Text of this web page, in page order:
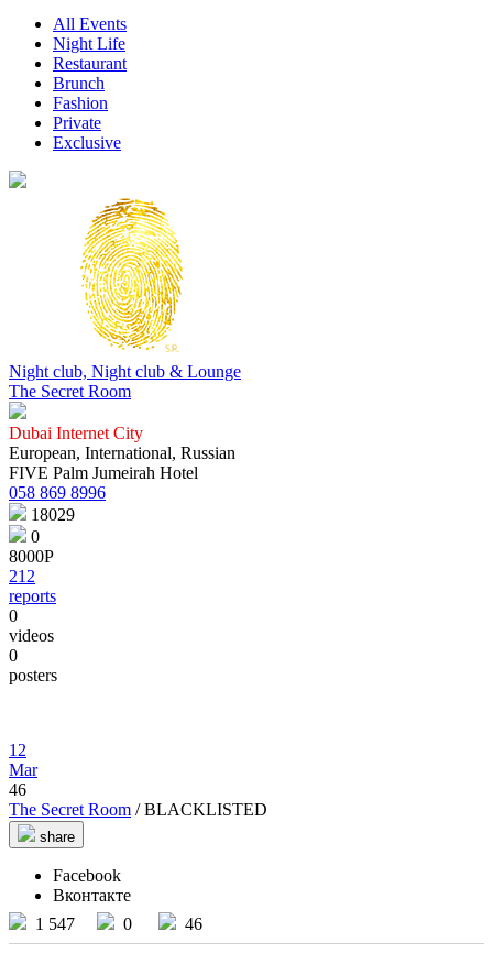
All Events
Night Life
Restaurant
Brunch
Fashion
Private
Exclusive
Night club, Night club & Lounge
The Secret Room
Dubai Internet City
European, International, Russian
FIVE Palm Jumeirah Hotel
058 869 8996
18029
0
8000Р
212
reports
0
videos
0
posters
12
Mar
46
The Secret Room / BLACKLISTED
share
Facebook
Вконтакте
1 547
0 46